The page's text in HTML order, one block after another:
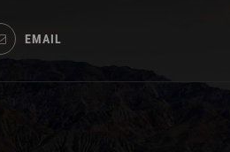
EMAIL